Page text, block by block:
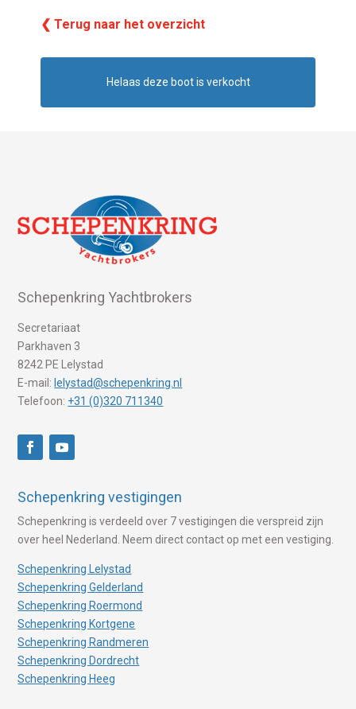
❮ Terug naar het overzicht
Helaas deze boot is verkocht
Schepenkring Yachtbrokers
Secretariaat
Parkhaven 3
8242 PE Lelystad
E-mail: lelystad@schepenkring.nl
Telefoon: +31 (0)320 711340
Schepenkring vestigingen
Schepenkring is verdeeld over 7 vestigingen die verspreid zijn
over heel Nederland. Neem direct contact op met een vestiging.
Schepenkring Lelystad
Schepenkring Gelderland
Schepenkring Roermond
Schepenkring Kortgene
Schepenkring Randmeren
Schepenkring Dordrecht
Schepenkring Heeg